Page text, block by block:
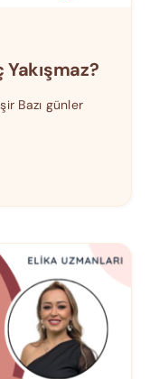
Bazı günler